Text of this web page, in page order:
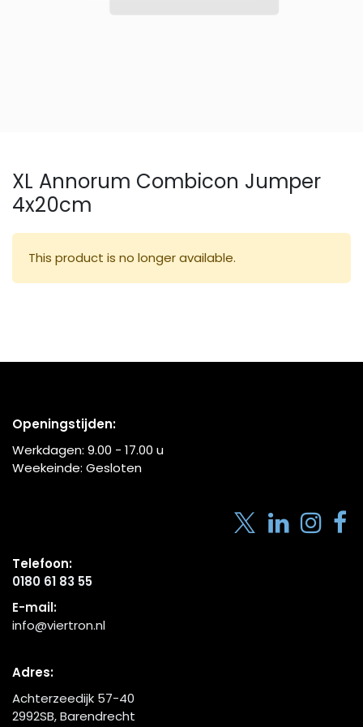
XL Annorum Combicon Jumper
4x20cm
This product is no longer available.
Openingstijden:
Werkdagen: 9.00 - 17.00 u
Weekeinde: Gesloten
Telefoon:
0180 61 83 55
E-mail:
info@viertron.nl
Adres:
Achterzeedijk 57-40
2992SB, Barendrecht